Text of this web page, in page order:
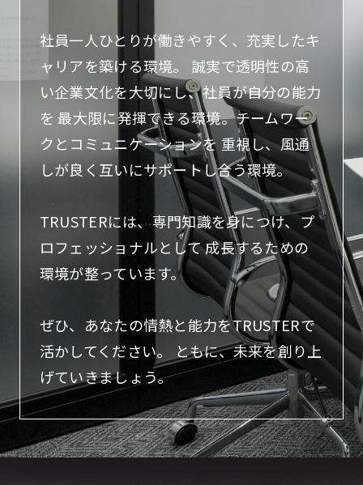
社員一人ひとりが働きやすく、充実したキ
ャリアを築ける環境。
誠実で透明性の高
い企業文化を大切にし、社員が自分の能力
を 最大限に発揮できる環境。チームワー
クとコミュニケーションを 重視し、風通
しが良く互いにサポートし合う環境。
TRUSTERには、専門知識を身につけ、プ
ロフェッショナルとして 成長するための
環境が整っています。
ぜひ、あなたの情熱と能力をTRUSTERで
活かしてください。
ともに、未来を創り上
げていきましょう。